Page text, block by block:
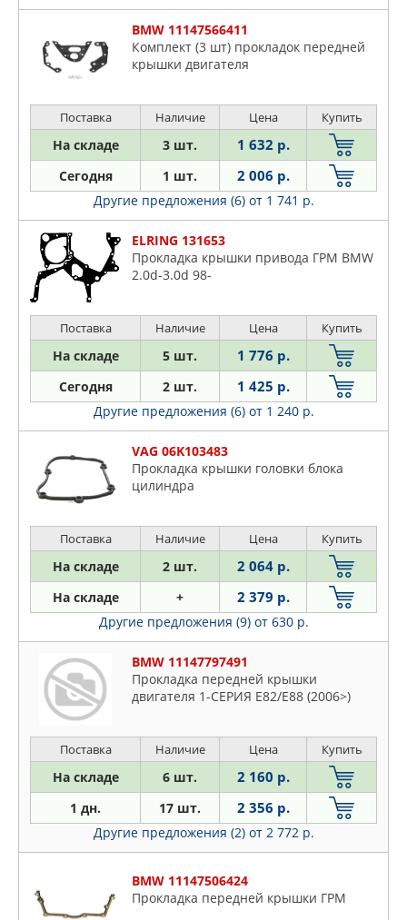
BMW 11147566411
Комплект (3 шт) прокладок передней
крышки двигателя
Поставка Наличие Цена Купить
На складе 3 шт. 1 632 р.
Сегодня 1 шт. 2 006 р.
Другие предложения (6) от 1 741 р.
ELRING 131653
Прокладка крышки привода ГРМ BMW
2.0d-3.0d 98-
Поставка Наличие Цена Купить
На складе 5 шт. 1 776 р.
Сегодня 2 шт. 1 425 р.
Другие предложения (6) от 1 240 р.
VAG 06K103483
Прокладка крышки головки блока
цилиндра
Поставка Наличие Цена Купить
На складе 2 шт. 2 064 р.
На складе + 2 379 р.
Другие предложения (9) от 630 р.
BMW 11147797491
Прокладка передней крышки
двигателя 1-СЕРИЯ E82/E88 (2006>)
Поставка Наличие Цена Купить
На складе 6 шт. 2 160 р.
1 дн. 17 шт. 2 356 р.
Другие предложения (2) от 2 772 р.
BMW 11147506424
Прокладка передней крышки ГРМ